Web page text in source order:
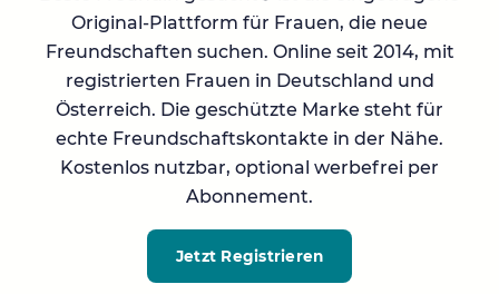
Original-Plattform für Frauen, die neue
Freundschaften suchen. Online seit 2014, mit
registrierten Frauen in Deutschland und
Österreich. Die geschützte Marke steht für
echte Freundschaftskontakte in der Nähe.
Kostenlos nutzbar, optional werbefrei per
Abonnement.
Jetzt Registrieren